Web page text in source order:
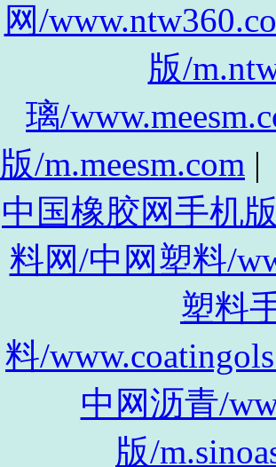
网/
版/
璃/
版/m.meesm.com |
中国橡胶网手机
料网/中网塑料/
塑料
料/
中网沥青/
版/